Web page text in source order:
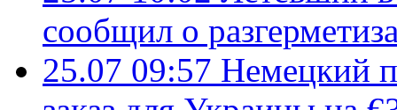
сообщил о
25.07 09:57 Немецкий